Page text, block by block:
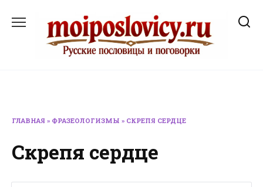
содержанию
ГЛАВНАЯ » ФРАЗЕОЛОГИЗМЫ » СКРЕПЯ СЕРДЦЕ
Скрепя сердце